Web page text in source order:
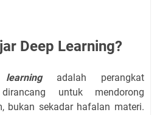
Deep Learning?
adalah perangkat
untuk mendorong
bukan sekadar hafalan materi.